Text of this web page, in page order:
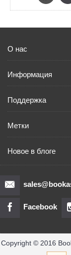
О нас
Информация
Поддержка
Метки
Новое в блоге
Facebook
Copyright © 2016